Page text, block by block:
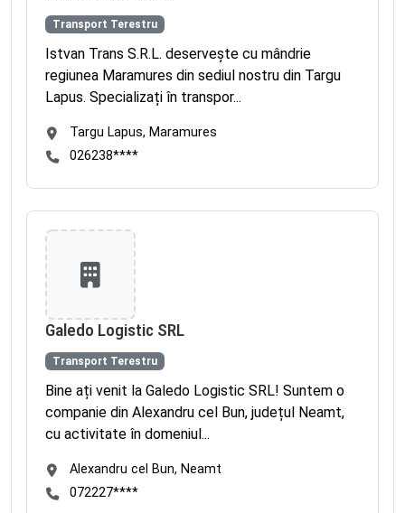
Transport Terestru
Istvan Trans S.R.L. deservește cu mândrie
regiunea Maramures din sediul nostru din Targu
Lapus. Specializați în transpor...
Targu Lapus, Maramures
026238****
Galedo Logistic SRL
Transport Terestru
Bine ați venit la Galedo Logistic SRL! Suntem o
companie din Alexandru cel Bun, județul Neamt,
cu activitate în domeniul...
Alexandru cel Bun, Neamt
072227****